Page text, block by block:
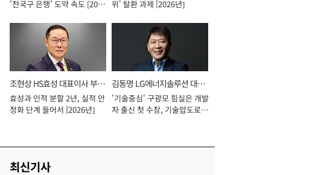
'전국구 은행' 도약 속도 [2026 위' 탈환 과제 [2026년]
조현상 HS효성 대표이사 부회
장
효성과 인적 분할 2년, 실적 안
정화 단계 들어서 [2026년]
김동명 LG에너지솔루션 대표
이사 사장
'기술중심' 구광모 힘실은 개발
자 출신 첫 수장, 기술압도로
최신기사